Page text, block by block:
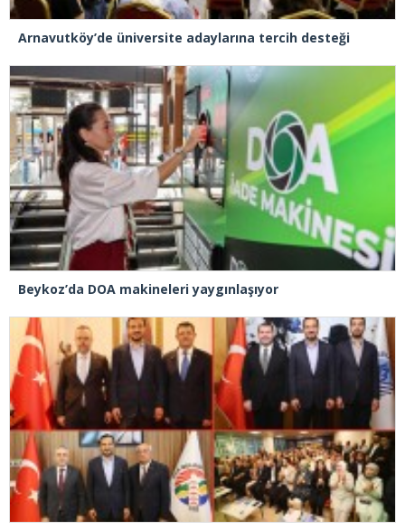
Arnavutköy’de üniversite adaylarına tercih desteği
Beykoz’da DOA makineleri yaygınlaşıyor